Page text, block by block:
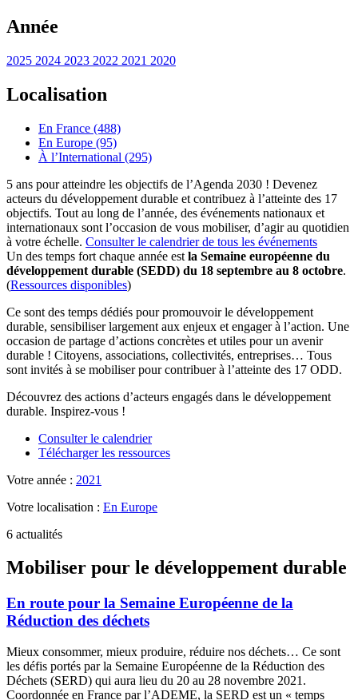
Année
2025 2024 2023 2022 2021 2020
Localisation
En France (488)
En Europe (95)
À l’International (295)
5 ans pour atteindre les objectifs de l’Agenda 2030 ! Devenez
acteurs du développement durable et contribuez à l’atteinte des 17
objectifs. Tout au long de l’année, des événements nationaux et
internationaux sont l’occasion de vous mobiliser, d’agir au quotidien
à votre échelle. Consulter le calendrier de tous les événements
Un des temps fort chaque année est la Semaine européenne du
développement durable (SEDD) du 18 septembre au 8 octobre.
(Ressources disponibles)
Ce sont des temps dédiés pour promouvoir le développement
durable, sensibiliser largement aux enjeux et engager à l’action. Une
occasion de partage d’actions concrètes et utiles pour un avenir
durable ! Citoyens, associations, collectivités, entreprises… Tous
sont invités à se mobiliser pour contribuer à l’atteinte des 17 ODD.
Découvrez des actions d’acteurs engagés dans le développement
durable. Inspirez-vous !
Consulter le calendrier
Télécharger les ressources
Votre année : 2021
Votre localisation : En Europe
6 actualités
Mobiliser pour le développement durable
En route pour la Semaine Européenne de la
Réduction des déchets
Mieux consommer, mieux produire, réduire nos déchets… Ce sont
les défis portés par la Semaine Européenne de la Réduction des
Déchets (SERD) qui aura lieu du 20 au 28 novembre 2021.
Coordonnée en France par l’ADEME, la SERD est un « temps